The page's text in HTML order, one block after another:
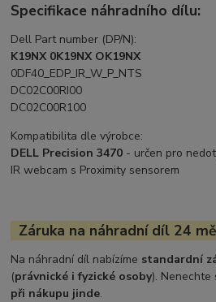
Specifikace náhradního dílu:
Dell Part number (DP/N):
K19NX 0K19NX OK19NX
0DF40_EDP_IR_W_P_NTS
DC02C00RI00
DC02C00R100
Kompatibilita dle výrobce:
DELL Precision 3470 - určen pro
IR webcam s Proximity sensorem
Záruka na náhradní díl 24
Na náhradní díl nabízíme standardní
(právnické i fyzické osoby).
při nákupu jinde.